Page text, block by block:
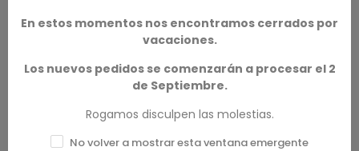
Calificación media
0.0
0 Reseña
En estos momentos nos encontramos cerrados por
vacaciones.
Los nuevos pedidos se comenzarán a procesar el 2
de Septiembre.
Rogamos disculpen las molestias.
No volver a mostrar esta ventana emergente